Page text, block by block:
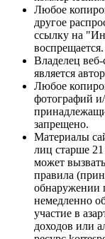
Любое
другое
ссылку на
воспрещается.
Владелец
является
Любое
фотографий
запрещено.
Материалы
лиц старше
может
правила
обнаружении
немедленно
участие в
доходов или